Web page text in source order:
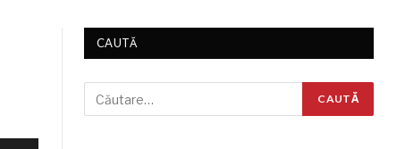
CAUTĂ